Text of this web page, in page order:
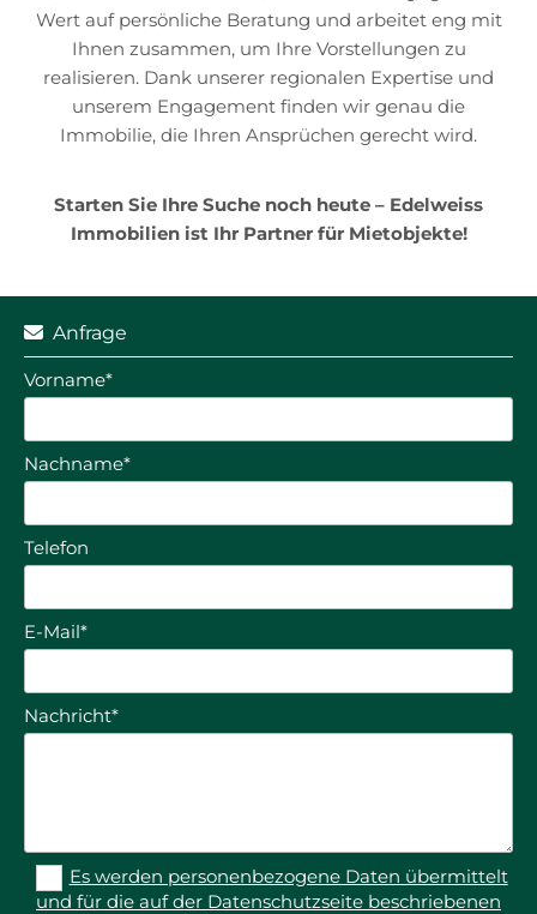
Wert auf persönliche Beratung und arbeitet eng mit
Ihnen zusammen, um Ihre Vorstellungen zu
realisieren. Dank unserer regionalen Expertise und
unserem Engagement finden wir genau die
Immobilie, die Ihren Ansprüchen gerecht wird.
Starten Sie Ihre Suche noch heute – Edelweiss
Immobilien ist Ihr Partner für Mietobjekte!
 Anfrage
Vorname*
Nachname*
Telefon
E-Mail*
Nachricht*
Es werden personenbezogene Daten übermittelt
und für die auf der Datenschutzseite beschriebenen